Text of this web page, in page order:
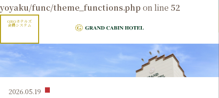
yoyaku/func/theme_functions.php on line 52
GRGホテルズ
会員システム
2026.05.19